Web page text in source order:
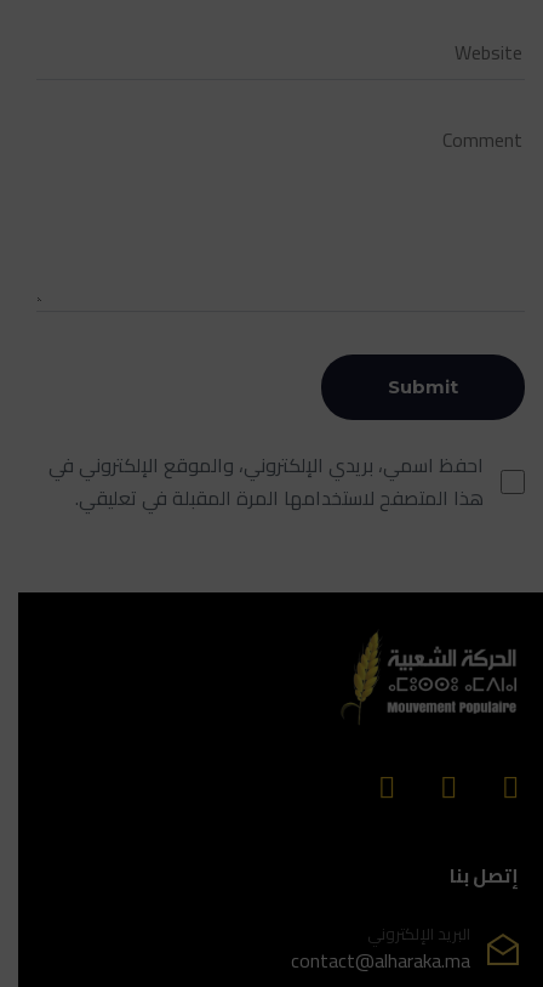
احفظ اسمي، بريدي الإلكتروني، والموقع الإلكتروني في
هذا المتصفح لاستخدامها المرة المقبلة في تعليقي.
إتصل بنا
البريد الإلكتروني
contact@alharaka.ma